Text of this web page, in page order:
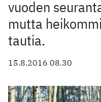
vuoden
mutta
tautia.
15.8.2016 08.30